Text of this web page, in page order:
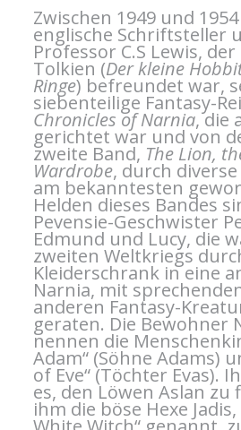
Zwischen 1949 und
englische Schriftsteller
Professor C.S Lewis, der
Tolkien (Der kleine
Ringe) befreundet war,
siebenteilige Fantasy-
Chronicles of Narnia, die
gerichtet war und von
zweite Band, The Lion,
Wardrobe, durch
am bekanntesten
Helden dieses Bandes
Pevensie-Geschwister
Edmund und Lucy, die
zweiten Weltkriegs
Kleiderschrank in eine
Narnia, mit
anderen Fantasy-
geraten. Die Bewohner
nennen die
Adam“ (Söhne Adams)
of Eve“ (Töchter Evas).
es, den Löwen Aslan
ihm die böse Hexe